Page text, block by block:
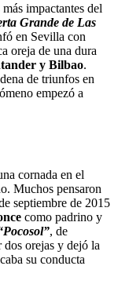
impactantes del
Grande de Las
en Sevilla con
oreja de una dura
y Bilbao.
de triunfos en
empezó a
cornada en el
Muchos pensaron
septiembre de 2015
como padrino y
, de
orejas y dejó la
su conducta